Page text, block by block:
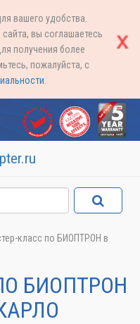
вашего удобства.
вы соглашаетесь
получения более
пожалуйста, с
класс по БИОПТРОН в
БИОПТРОН